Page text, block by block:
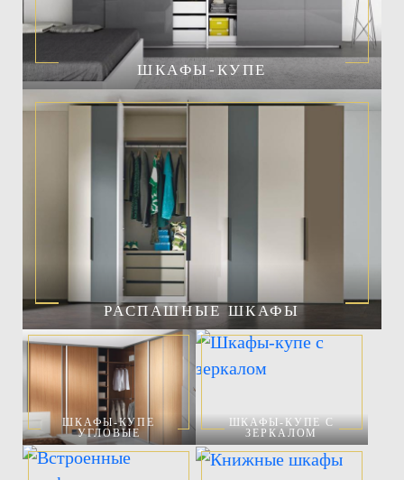
ШКАФЫ-КУПЕ
ШКАФЫ-КУПЕ
УГЛОВЫЕ
ШКАФЫ-КУПЕ С
ЗЕРКАЛОМ
РАСПАШНЫЕ ШКАФЫ